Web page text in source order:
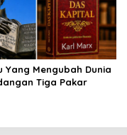
Yang Mengubah Dunia
Tiga Pakar